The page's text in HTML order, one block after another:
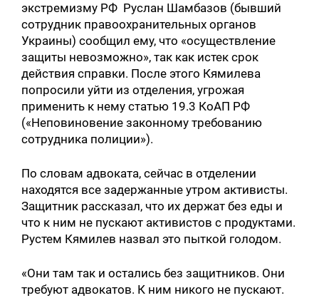
экстремизму РФ Руслан Шамбазов (бывший
сотрудник правоохранительных органов
Украины) сообщил ему, что «осуществление
защиты невозможно», так как истек срок
действия справки. После этого Кямилева
попросили уйти из отделения, угрожая
применить к нему статью 19.3 КоАП РФ
(«Неповиновение законному требованию
сотрудника полиции»).
По словам адвоката, сейчас в отделении
находятся все задержанные утром активисты.
Защитник рассказал, что их держат без еды и
что к ним не пускают активистов с продуктами.
Рустем Кямилев назвал это пыткой голодом.
«Они там так и остались без защитников. Они
требуют адвокатов. К ним никого не пускают.